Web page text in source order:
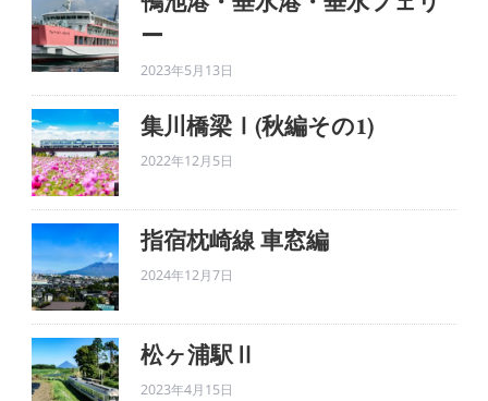
ー
2023年5月13日
集川橋梁Ⅰ(秋編その1)
2022年12月5日
指宿枕崎線 車窓編
2024年12月7日
松ヶ浦駅Ⅱ
2023年4月15日